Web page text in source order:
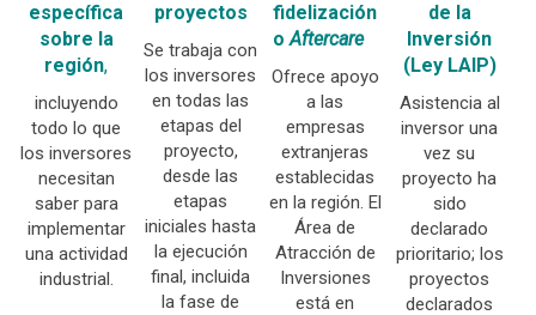
específica
sobre la
región,
incluyendo
todo lo que
los inversores
necesitan
saber para
implementar
una actividad
industrial.
proyectos
Se trabaja con
los inversores
en todas las
etapas del
proyecto,
desde las
etapas
iniciales hasta
la ejecución
final, incluida
la fase de
fidelización
oAftercare
Ofrece apoyo
a las
empresas
extranjeras
establecidas
en la región. El
Área de
Atracción de
Inversiones
está en
de la
Inversión
(Ley LAIP)
Asistencia al
inversor una
vez su
proyecto ha
sido
declarado
prioritario; los
proyectos
declarados